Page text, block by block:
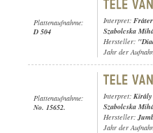
Plattenaufnahme:
D 504
Interpret:
Szabolcska
Hersteller:
Jahr der
Plattenaufnahme:
No. 15652.
Interpret:
Szabolcska
Hersteller:
Jahr der